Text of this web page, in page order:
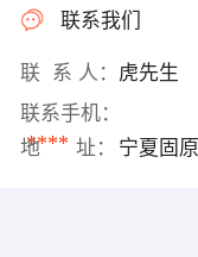
联系我们
联 系 人： 虎先生
联系手机：
****
地 址： 宁夏固